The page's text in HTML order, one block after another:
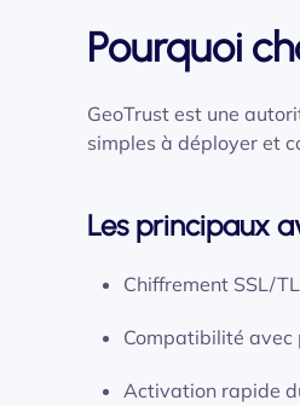
Pourquoi
GeoTrust est une
simples à déployer et
Les principaux
Chiffrement SSL/
Compatibilité avec
Activation rapide